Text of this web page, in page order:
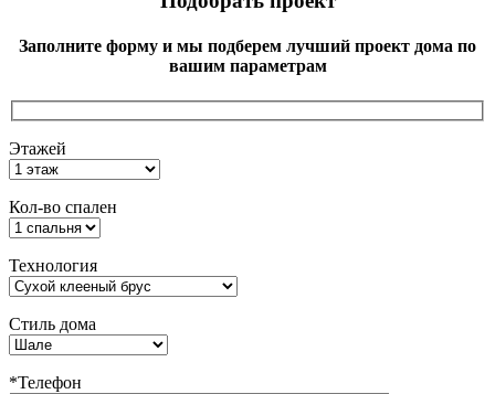
Заполните форму и мы подберем лучший проект дома по
вашим параметрам
Этажей
Кол-во спален
Технология
Стиль дома
*Телефон